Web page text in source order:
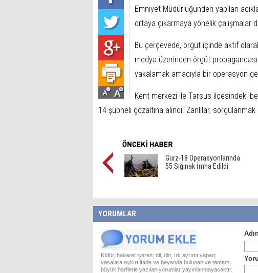
Emniyet Müdürlüğünden yapılan
ortaya çıkarmaya yönelik çalışmalar
Bu çerçevede, örgüt içinde aktif
medya üzerinden örgüt
yakalamak amacıyla bir operasyon
Kent merkezi ile Tarsus ilçesindeki
14 şüpheli gözaltına alındı. Zanlılar,
Gürz-18 Operasyonlarında
55 Sığınak İmha Edildi
YORUMLAR
Küfür, hakaret içeren; dil, din, ırk ayrımı yapan;
yasalara aykırı ifade ve beyanda bulunan ve tamamı
büyük harflerle yazılan yorumlar yayınlanmayacaktır.